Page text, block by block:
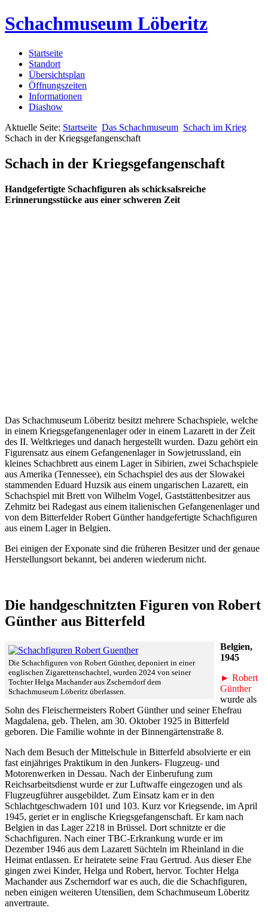
Schachmuseum Löberitz
Startseite
Standort
Übersichtsplan
Öffnungszeiten
Informationen
Diashow
Aktuelle Seite: Startseite Das Schachmuseum Schach im Krieg
Schach in der Kriegsgefangenschaft
Schach in der Kriegsgefangenschaft
Handgefertigte Schachfiguren als schicksalsreiche
Erinnerungsstücke aus einer schweren Zeit
Das Schachmuseum Löberitz besitzt mehrere Schachspiele, welche
in einem Kriegsgefangenenlager oder in einem Lazarett in der Zeit
des II. Weltkrieges und danach hergestellt wurden. Dazu gehört ein
Figurensatz aus einem Gefangenenlager in Sowjetrussland, ein
kleines Schachbrett aus einem Lager in Sibirien, zwei Schachspiele
aus Amerika (Tennessee), ein Schachspiel des aus der Slowakei
stammenden Eduard Huzsik aus einem ungarischen Lazarett, ein
Schachspiel mit Brett von Wilhelm Vogel, Gaststättenbesitzer aus
Zehmitz bei Radegast aus einem italienischen Gefangenenlager und
von dem Bitterfelder Robert Günther handgefertigte Schachfiguren
aus einem Lager in Belgien.
Bei einigen der Exponate sind die früheren Besitzer und der genaue
Herstellungsort bekannt, bei anderen wiederum nicht.
Die handgeschnitzten Figuren von Robert
Günther aus Bitterfeld
Die Schachfiguren von Robert Günther, deponiert in einer
englischen Zigarettenschachtel, wurden 2024 von seiner
Tochter Helga Machander aus Zscherndorf dem
Schachmuseum Löberitz überlassen.
Belgien,
1945
► Robert
Günther
wurde als
Sohn des Fleischermeisters Robert Günther und seiner Ehefrau
Magdalena, geb. Thelen, am 30. Oktober 1925 in Bitterfeld
geboren. Die Familie wohnte in der Binnengärtenstraße 8.
Nach dem Besuch der Mittelschule in Bitterfeld absolvierte er ein
fast einjähriges Praktikum in den Junkers- Flugzeug- und
Motorenwerken in Dessau. Nach der Einberufung zum
Reichsarbeitsdienst wurde er zur Luftwaffe eingezogen und als
Flugzeugführer ausgebildet. Zum Einsatz kam er in den
Schlachtgeschwadern 101 und 103. Kurz vor Kriegsende, im April
1945, geriet er in englische Kriegsgefangenschaft. Er kam nach
Belgien in das Lager 2218 in Brüssel. Dort schnitzte er die
Schachfiguren. Nach einer TBC-Erkrankung wurde er im
Dezember 1946 aus dem Lazarett Süchteln im Rheinland in die
Heimat entlassen. Er heiratete seine Frau Gertrud. Aus dieser Ehe
gingen zwei Kinder, Helga und Robert, hervor. Tochter Helga
Machander aus Zscherndorf war es auch, die die Schachfiguren,
neben einigen weiteren Utensilien, dem Schachmuseum Löberitz
anvertraute.